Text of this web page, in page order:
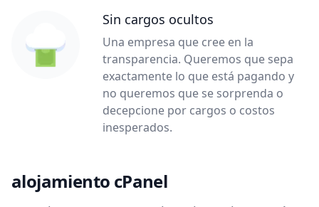
Sin cargos ocultos
Una empresa que cree en la
transparencia. Queremos que sepa
exactamente lo que está pagando y
no queremos que se sorprenda o
decepcione por cargos o costos
inesperados.
alojamiento cPanel